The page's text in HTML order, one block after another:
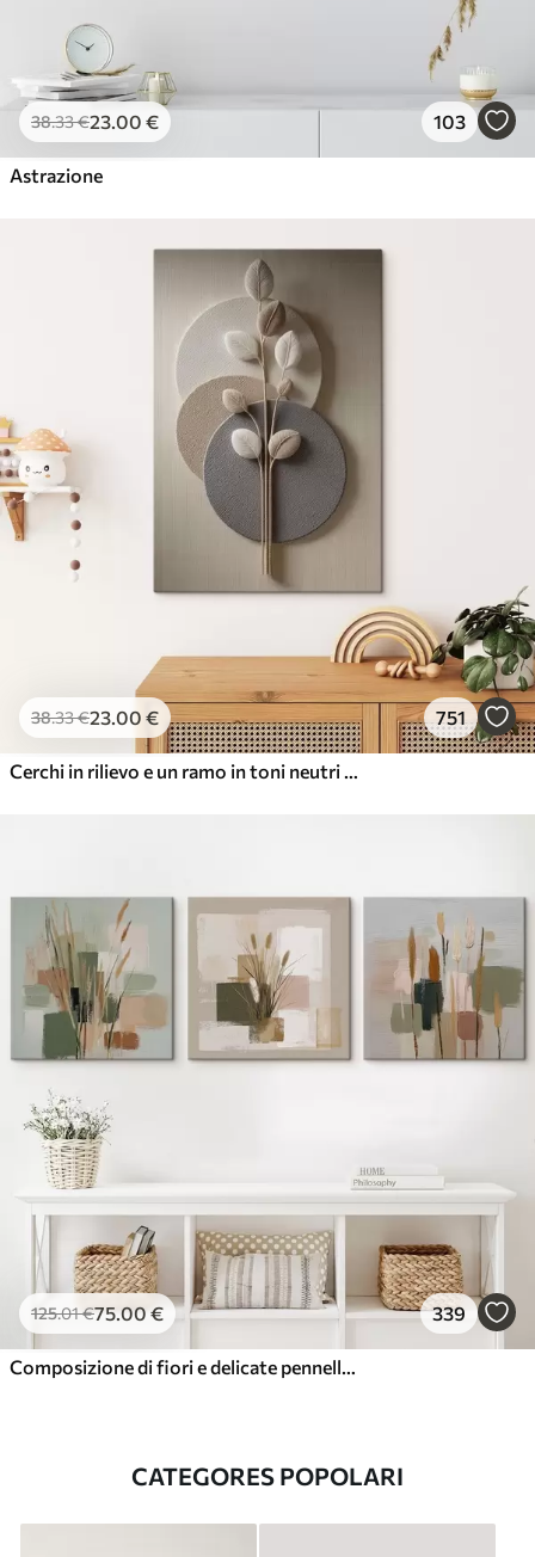
38.33€23.00 € 103
Astrazione
38.33€23.00 € 751
Cerchi in rilievo e un ramo in toni neutri caldi
125.01€75.00€ 339
Composizione di fiori e delicate pennellate
CATEGORES POPOLARI